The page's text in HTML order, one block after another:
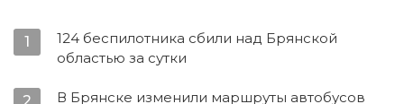
1
124 беспилотника сбили над Брянской
областью за сутки
В Брянске изменили маршруты автобусов